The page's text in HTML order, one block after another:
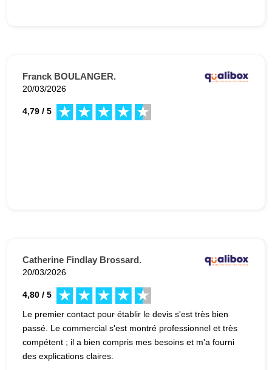
Franck BOULANGER.
20/03/2026
4,79 / 5
Catherine Findlay Brossard.
20/03/2026
4,80 / 5
Le premier contact pour établir le devis s'est très bien
passé. Le commercial s'est montré professionnel et très
compétent ; il a bien compris mes besoins et m'a fourni
des explications claires.